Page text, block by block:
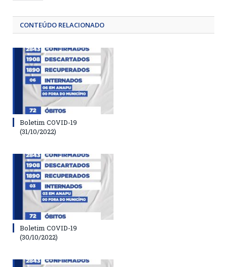
CONTEÚDO RELACIONADO
Boletim COVID-19
(31/10/2022)
Boletim COVID-19
(30/10/2022)